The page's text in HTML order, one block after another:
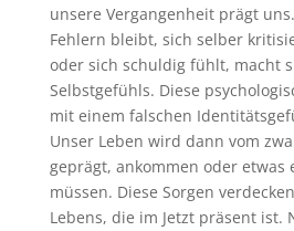
unsere Vergangenheit prägt
Fehlern bleibt, sich selber
oder sich schuldig fühlt, macht
Selbstgefühls. Diese
mit einem falschen
Unser Leben wird dann vom
geprägt, ankommen oder etwas
müssen. Diese Sorgen
Lebens, die im Jetzt präsent ist.